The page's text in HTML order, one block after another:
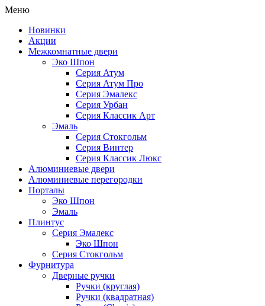
Меню
Новинки
Акции
Межкомнатные двери
Эко Шпон
Серия Атум
Серия Атум Про
Серия Эмалекс
Серия Урбан
Серия Классик Арт
Эмаль
Серия Стокгольм
Серия Винтер
Серия Классик Люкс
Алюминиевые двери
Алюминиевые перегородки
Порталы
Эко Шпон
Эмаль
Плинтус
Серия Эмалекс
Эко Шпон
Серия Стокгольм
Фурнитура
Дверные ручки
Ручки (круглая)
Ручки (квадратная)